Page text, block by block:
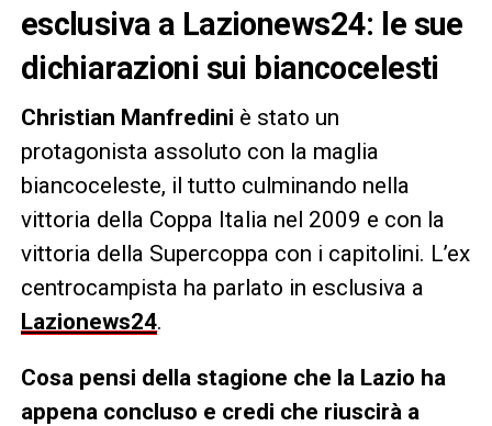
esclusiva a Lazionews24: le sue
dichiarazioni sui biancocelesti
Christian Manfredini è stato un
protagonista assoluto con la maglia
biancoceleste, il tutto culminando nella
vittoria della Coppa Italia nel 2009 e con la
vittoria della Supercoppa con i capitolini. L’ex
centrocampista ha parlato in esclusiva a
Lazionews24.
Cosa pensi della stagione che la Lazio ha
appena concluso e credi che riuscirà a